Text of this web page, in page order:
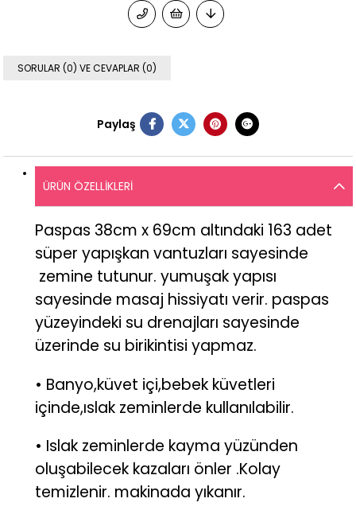
SORULAR (0) VE CEVAPLAR (0)
Paylaş
ÜRÜN ÖZELLIKLERI
Paspas 38cm x 69cm altındaki 163 adet
süper yapışkan vantuzları sayesinde
zemine tutunur. yumuşak yapısı
sayesinde masaj hissiyatı verir. paspas
yüzeyindeki su drenajları sayesinde
üzerinde su birikintisi yapmaz.
• Banyo,küvet içi,bebek küvetleri
içinde,ıslak zeminlerde kullanılabilir.
• Islak zeminlerde kayma yüzünden
oluşabilecek kazaları önler .Kolay
temizlenir. makinada yıkanır.